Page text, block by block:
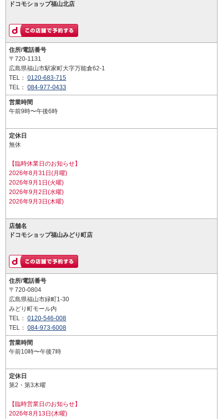
ドコモショップ福山北店
住所/電話番号
〒720-1131
広島県福山市駅家町大字万能倉62-1
TEL： 0120-683-715
TEL： 084-977-0433
営業時間
午前9時〜午後6時
定休日
無休
【臨時休業日のお知らせ】
2026年8月31日(月曜)
2026年9月1日(火曜)
2026年9月2日(水曜)
2026年9月3日(木曜)
店舗名
ドコモショップ福山みどり町店
住所/電話番号
〒720-0804
広島県福山市緑町1-30
みどり町モール内
TEL： 0120-546-008
TEL： 084-973-6008
営業時間
午前10時〜午後7時
定休日
第2・第3木曜
【臨時営業日のお知らせ】
2026年8月13日(木曜)